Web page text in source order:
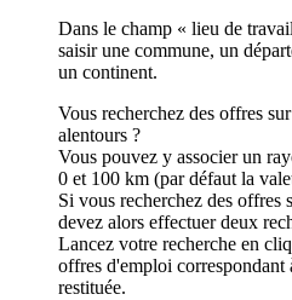
Dans le champ « lieu de
saisir une commune, un
un continent.
Vous recherchez des offres
alentours ?
Vous pouvez y associer un
0 et 100 km (par défaut la
Si vous recherchez des offres
devez alors effectuer deux
Lancez votre recherche en
offres d'emploi correspondant
restituée.